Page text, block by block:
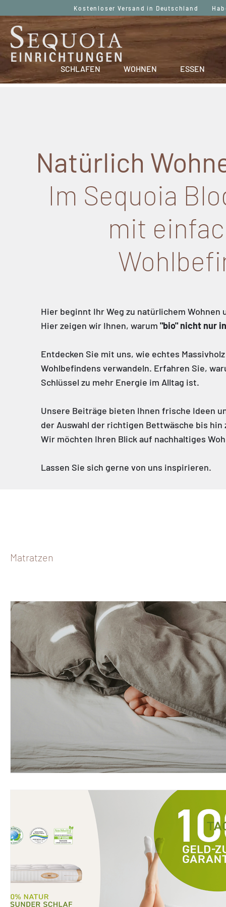
Kostenloser Versand in Deutschland
SCHLAFEN WOHNEN ESSEN
Natürlich
Im Sequoia
mit
Hier beginnt Ihr Weg zu natürlichem Wohnen
Hier zeigen wir Ihnen, warum "bio" nicht nur
Entdecken Sie mit uns, wie echtes
Wohlbefindens verwandeln. Erfahren Sie,
Schlüssel zu mehr Energie im Alltag ist.
Unsere Beiträge bieten Ihnen frische Ideen
der Auswahl der richtigen Bettwäsche bis
Wir möchten Ihren Blick auf nachhaltiges
Lassen Sie sich gerne von uns inspirieren.
Matratzen